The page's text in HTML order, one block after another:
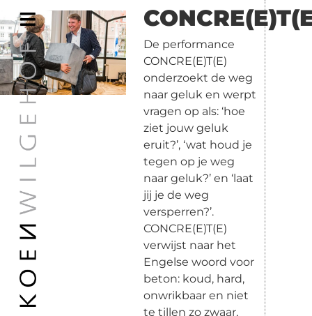
De performance
CONCRE(E)T(E)
onderzoekt de weg
naar geluk en werpt
vragen op als: ‘hoe
ziet jouw geluk
eruit?’, ‘wat houd je
tegen op je weg
naar geluk?’ en ‘laat
jij je de weg
versperren?’.
CONCRE(E)T(E)
verwijst naar het
Engelse woord voor
beton: koud, hard,
onwrikbaar en niet
te tillen zo zwaar,